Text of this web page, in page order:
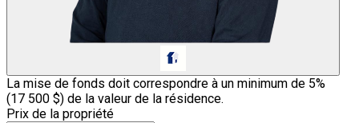
La mise de fonds doit correspondre à un minimum de 5%
(17 500 $) de la valeur de la résidence.
Prix de la propriété